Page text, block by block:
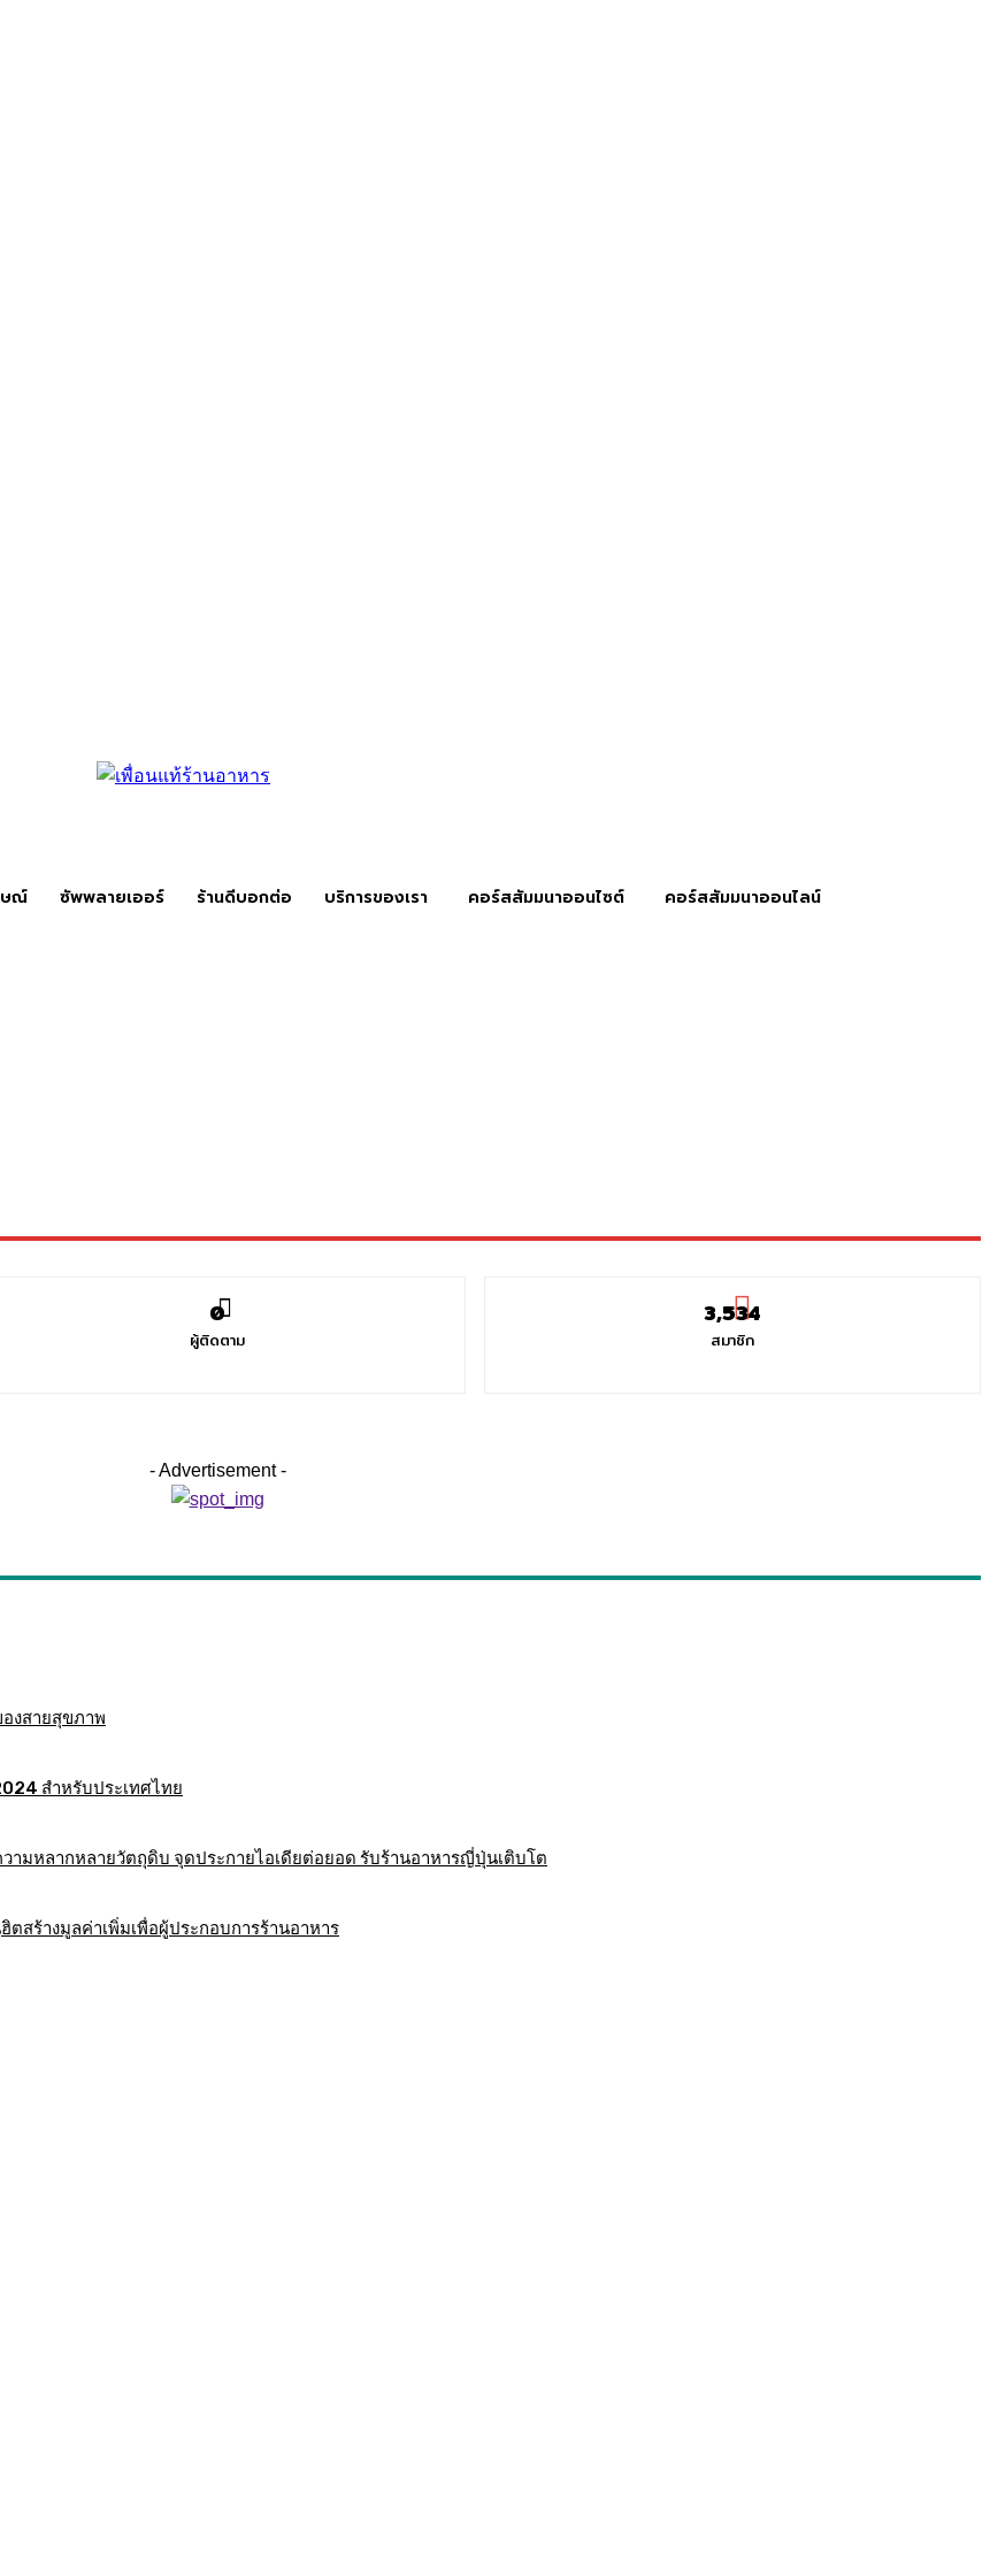
ษณ์ ซัพพลายเออร์ ร้านดีบอกต่อ บริการของเรา คอร์สสัมมนาออนไซต์ คอร์สสัมมนาออนไลน์
0
ผู้ติดตาม
3,534
สมาชิก
- Advertisement -
งสายสุขภาพ
สำหรับประเทศไทย
ามหลากหลายวัตถุดิบ จุดประกายไอเดียต่อยอด รับร้านอาหารญี่ปุ่นเติบโต
สร้างมูลค่าเพิ่มเพื่อผู้ประกอบการร้านอาหาร